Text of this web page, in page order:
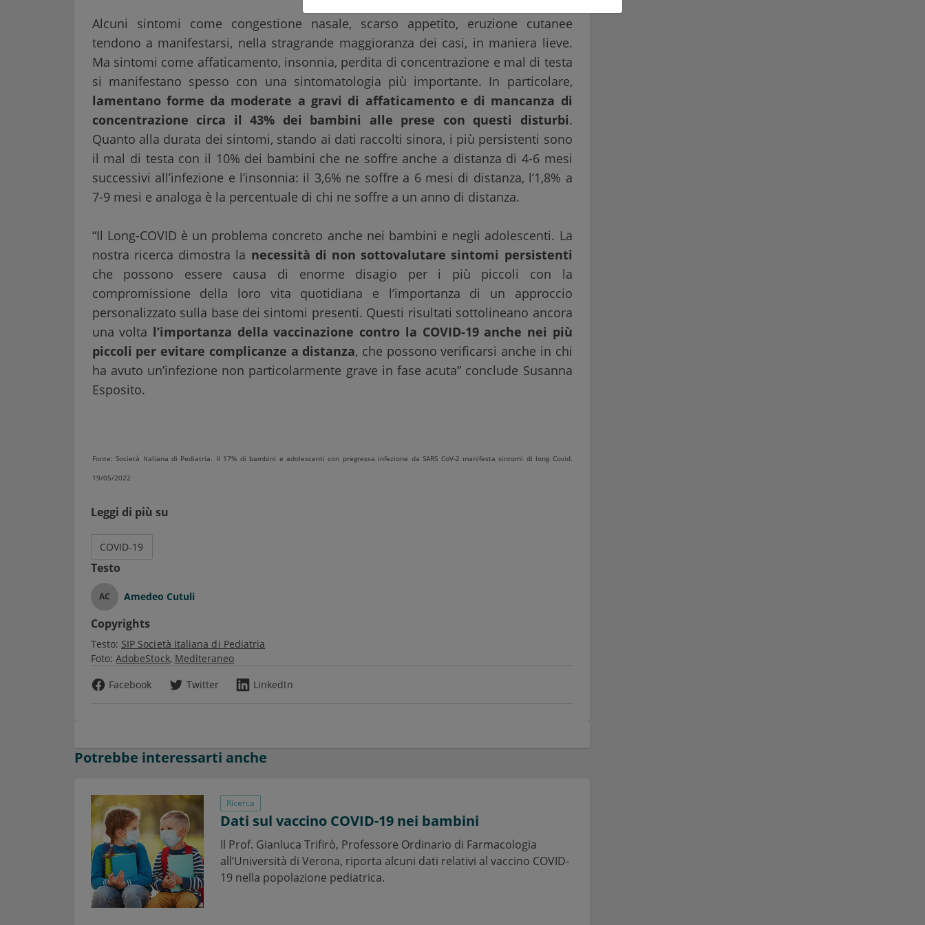
Alcuni sintomi come congestione nasale, scarso appetito, eruzione cutanee
tendono a manifestarsi, nella stragrande maggioranza dei casi, in maniera lieve.
Ma sintomi come affaticamento, insonnia, perdita di concentrazione e mal di testa
si manifestano spesso con una sintomatologia più importante. In particolare,
lamentano forme da moderate a gravi di affaticamento e di mancanza di
concentrazione circa il 43% dei bambini alle prese con questi disturbi.
Quanto alla durata dei sintomi, stando ai dati raccolti sinora, i più persistenti sono
il mal di testa con il 10% dei bambini che ne soffre anche a distanza di 4-6 mesi
successivi all’infezione e l’insonnia: il 3,6% ne soffre a 6 mesi di distanza, l’1,8% a
7-9 mesi e analoga è la percentuale di chi ne soffre a un anno di distanza.
“Il Long-COVID è un problema concreto anche nei bambini e negli adolescenti. La
nostra ricerca dimostra la necessità di non sottovalutare sintomi persistenti
che possono essere causa di enorme disagio per i più piccoli con la
compromissione della loro vita quotidiana e l’importanza di un approccio
personalizzato sulla base dei sintomi presenti. Questi risultati sottolineano ancora
una volta l’importanza della vaccinazione contro la COVID-19 anche nei più
piccoli per evitare complicanze a distanza, che possono verificarsi anche in chi
ha avuto un’infezione non particolarmente grave in fase acuta” conclude Susanna
Esposito.
Fonte: Società Italiana di Pediatria. Il 17% di bambini e adolescenti con pregressa infezione da SARS CoV-2 manifesta sintomi di long Covid.
19/05/2022
Leggi di più su
COVID-19
Testo
AC Amedeo Cutuli
Copyrights
Testo: SIP Società Italiana di Pediatria
Foto: AdobeStock Mediteraneo
Facebook
Twitter LinkedIn
Potrebbe interessarti anche
Ricerca
Dati sul vaccino COVID-19 nei bambini
Il Prof. Gianluca Trifirò, Professore Ordinario di Farmacologia
all’Università di Verona, riporta alcuni dati relativi al vaccino COVID-
19 nella popolazione pediatrica.